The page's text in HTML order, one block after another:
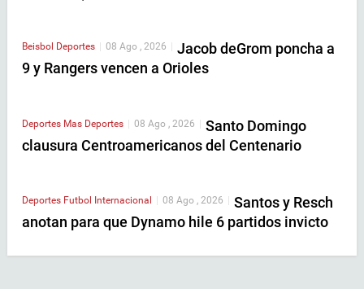
Beisbol Deportes 08 Ago , 2026
Jacob deGrom poncha a
9 y Rangers vencen a Orioles
Deportes Mas Deportes | 08 Ago , 2026 | Santo Domingo
clausura Centroamericanos del Centenario
Deportes Futbol Internacional 08 Ago , 2026
Santos y Resch
anotan para que Dynamo hile 6 partidos invicto